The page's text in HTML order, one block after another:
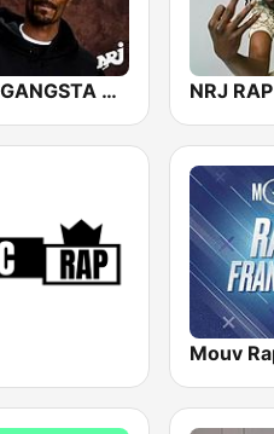
NRJ GANGSTA RAP NRJ RAP